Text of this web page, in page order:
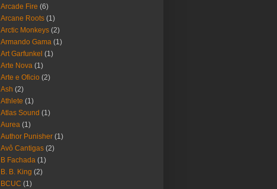
Arcade Fire (6)
Arcane Roots (1)
Arctic Monkeys (2)
Armando Gama (1)
Art Garfunkel (1)
Arte Nova (1)
Arte e Oficio (2)
Ash (2)
Athlete (1)
Atlas Sound (1)
Aurea (1)
Author Punisher (1)
Avô Cantigas (2)
B Fachada (1)
B. B. King (2)
BCUC (1)